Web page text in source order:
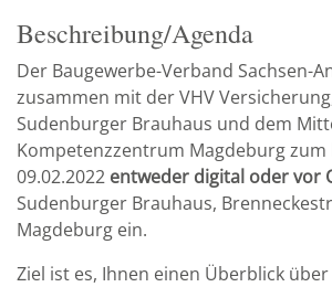
Beschreibung/Agenda
Der Baugewerbe-Verband Sachsen-
zusammen mit der VHV
Sudenburger Brauhaus und dem
Kompetenzzentrum Magdeburg zum
09.02.2022 entweder digital oder vor
Sudenburger Brauhaus,
Magdeburg ein.
Ziel ist es, Ihnen einen Überblick